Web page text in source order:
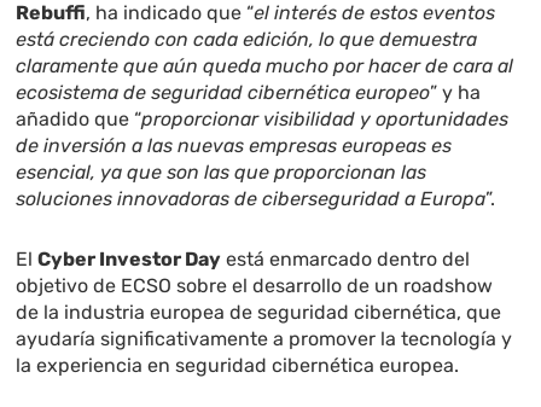
Rebuffi, ha indicado que “el interés de estos eventos
está creciendo con cada edición, lo que demuestra
claramente que aún queda mucho por hacer de cara al
ecosistema de seguridad cibernética europeo” y ha
añadido que “proporcionar visibilidad y oportunidades
de inversión a las nuevas empresas europeas es
esencial, ya que son las que proporcionan las
soluciones innovadoras de ciberseguridad a Europa”.
ElCyber Investor Day está enmarcado dentro del
objetivo de ECSO sobre el desarrollo de un roadshow
de la industria europea de seguridad cibernética, que
ayudaría significativamente a promover la tecnología y
la experiencia en seguridad cibernética europea.